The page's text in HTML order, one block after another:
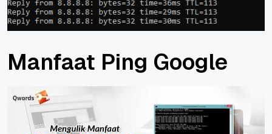
Manfaat Ping Google